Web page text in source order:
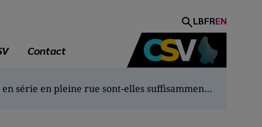
LBFREN
Contact
Les sanctions pour des agressions violentes commises en série en pleine rue sont-elles suffisamment dissuasives au Luxembourg?